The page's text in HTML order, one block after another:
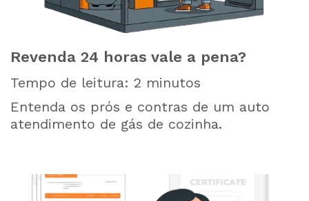
Revenda 24 horas vale a pena?
Tempo de leitura: 2 minutos
Entenda os prós e contras de um auto
atendimento de gás de cozinha.